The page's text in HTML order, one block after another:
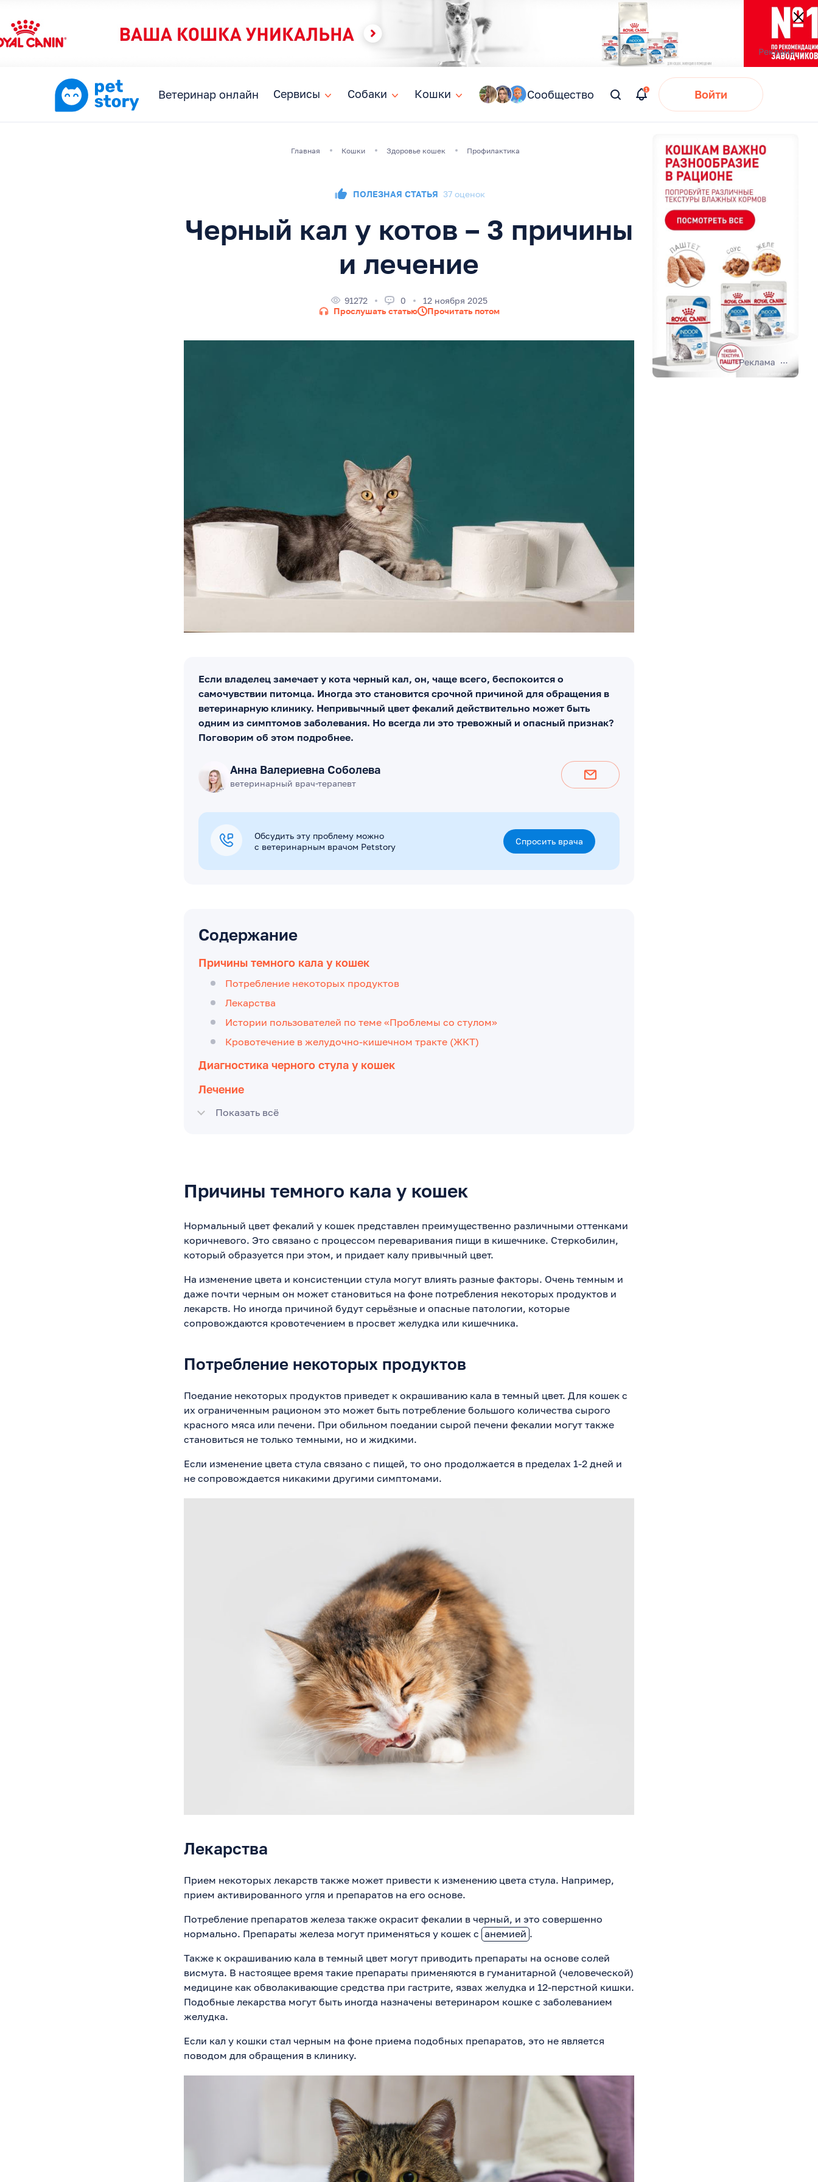
Ветеринар онлайн Сервисы
Сервисы Собаки
Собаки Кошки
Кошки Сообщество Войти
Главная Кошки Здоровье кошек Профилактика
ПОЛЕЗНАЯ СТАТЬЯ 37 оценок
Черный кал у котов – 3 причины
и лечение
91272 0
12 ноября 2025
Прослушать статью
Прочитать потом
Если владелец замечает у кота черный кал, он, чаще всего, беспокоится о
самочувствии питомца. Иногда это становится срочной причиной для обращения в
ветеринарную клинику. Непривычный цвет фекалий действительно может быть
одним из симптомов заболевания. Но всегда ли это тревожный и опасный признак?
Поговорим об этом подробнее.
Анна Валериевна Соболева
ветеринарный врач-терапевт
Обсудить эту проблему можно
с ветеринарным врачом Petstory
Спросить врача
Содержание
Причины темного кала у кошек
Потребление некоторых продуктов
Лекарства
Истории пользователей по теме «Проблемы со стулом»
Кровотечение в желудочно-кишечном тракте (ЖКТ)
Диагностика черного стула у кошек
Лечение
Показать всё
Причины темного кала у кошек
Нормальный цвет фекалий у кошек представлен преимущественно различными оттенками
коричневого. Это связано с процессом переваривания пищи в кишечнике. Стеркобилин,
который образуется при этом, и придает калу привычный цвет.
На изменение цвета и консистенции стула могут влиять разные факторы. Очень темным и
даже почти черным он может становиться на фоне потребления некоторых продуктов и
лекарств. Но иногда причиной будут серьёзные и опасные патологии, которые
сопровождаются кровотечением в просвет желудка или кишечника.
Потребление некоторых продуктов
Поедание некоторых продуктов приведет к окрашиванию кала в темный цвет. Для кошек с
их ограниченным рационом это может быть потребление большого количества сырого
красного мяса или печени. При обильном поедании сырой печени фекалии могут также
становиться не только темными, но и жидкими.
Если изменение цвета стула связано с пищей, то оно продолжается в пределах 1-2 дней и
не сопровождается никакими другими симптомами.
Лекарства
Прием некоторых лекарств также может привести к изменению цвета стула. Например,
прием активированного угля и препаратов на его основе.
Потребление препаратов железа также окрасит фекалии в черный, и это совершенно
нормально. Препараты железа могут применяться у кошек с анемией .
Также к окрашиванию кала в темный цвет могут приводить препараты на основе солей
висмута. В настоящее время такие препараты применяются в гуманитарной (человеческой)
медицине как обволакивающие средства при гастрите, язвах желудка и 12-перстной кишки.
Подобные лекарства могут быть иногда назначены ветеринаром кошке с заболеванием
желудка.
Если кал у кошки стал черным на фоне приема подобных препаратов, это не является
поводом для обращения в клинику.